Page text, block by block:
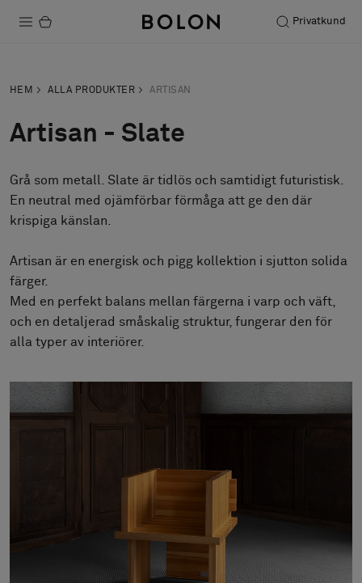
Privatkund
Hållbarhet
Installation
Underhåll
Designsamarbeten
FAQ
Kontakta oss
Pattern Tile Tool
Image & Material Bank
HEM ALLA PRODUKTER ARTISAN
Artisan - Slate
Grå som metall. Slate är tidlös och samtidigt futuristisk.
En neutral med ojämförbar förmåga att ge den där
krispiga känslan.
Artisan är en energisk och pigg kollektion i sjutton solida
färger.
Med en perfekt balans mellan färgerna i varp och väft,
och en detaljerad småskalig struktur, fungerar den för
alla typer av interiörer.